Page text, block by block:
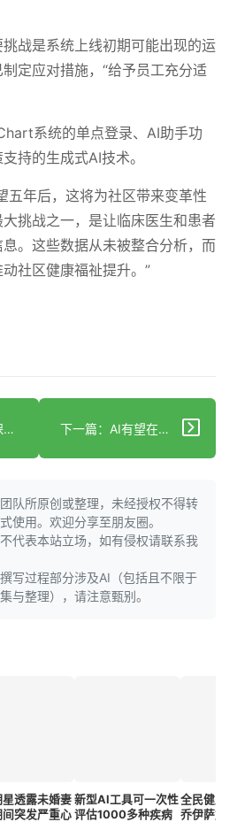
战是系统上线初期可能出现的运
定应对措施，“给予员工充分适
系统的单点登录、AI助手功
持的生成式AI技术。
五年后，这将为社区带来变革性
挑战之一，是让临床医生和患者
。这些数据从未被整合分析，而
社区健康福祉提升。”
上一篇：如何确保医疗工作者从人工智能中受益 下一篇：AI有望在10年内"消除所有主要疾病"，助力早期诊断
队所原创或整理，未经授权不得转
使用。欢迎分享至朋友圈。
代表本站立场，如有侵权请联系我
写过程部分涉及AI（包括且不限于
与整理），请注意甄别。
星透露未婚妻
间突发严重心
新型AI工具可一次性
评估1000多种疾病
全民健康
乔伊萨加